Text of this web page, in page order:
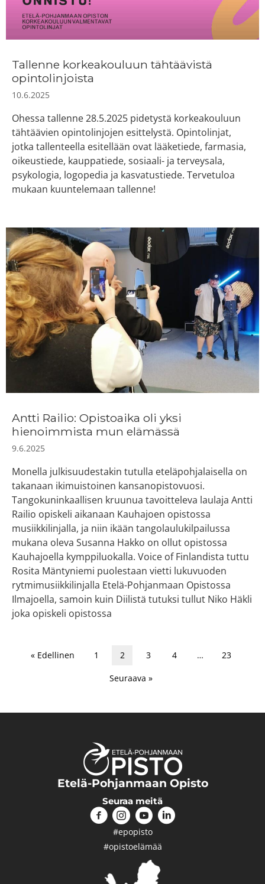
Tallenne korkeakouluun tähtäävistä
opintolinjoista
10.6.2025
Ohessa tallenne 28.5.2025 pidetystä korkeakouluun
tähtäävien opintolinjojen esittelystä. Opintolinjat,
jotka tallenteella esitellään ovat lääketiede, farmasia,
oikeustiede, kauppatiede, sosiaali- ja terveysala,
psykologia, logopedia ja kasvatustiede. Tervetuloa
mukaan kuuntelemaan tallenne!
Antti Railio: Opistoaika oli yksi
hienoimmista mun elämässä
9.6.2025
Monella julkisuudestakin tutulla eteläpohjalaisella on
takanaan ikimuistoinen kansanopistovuosi.
Tangokuninkaallisen kruunua tavoitteleva laulaja Antti
Railio opiskeli aikanaan Kauhajoen opistossa
musiikkilinjalla, ja niin ikään tangolaulukilpailussa
mukana oleva Susanna Hakko on ollut opistossa
Kauhajoella kymppiluokalla. Voice of Finlandista tuttu
Rosita Mäntyniemi puolestaan vietti lukuvuoden
rytmimusiikkilinjalla Etelä-Pohjanmaan Opistossa
Ilmajoella, samoin kuin Diilistä tutuksi tullut Niko Häkli
joka opiskeli opistossa
« Edellinen 1 2 3 4 … 23
Seuraava »
Etelä-Pohjanmaan Opisto
Seuraa meitä
#epopisto
#opistoelämää